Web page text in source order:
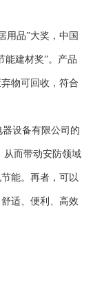
用品”大奖，中国
能建材奖”。产品
物可回收，符合
设备有限公司的
从而带动安防领域
能。再者，可以
适、便利、高效